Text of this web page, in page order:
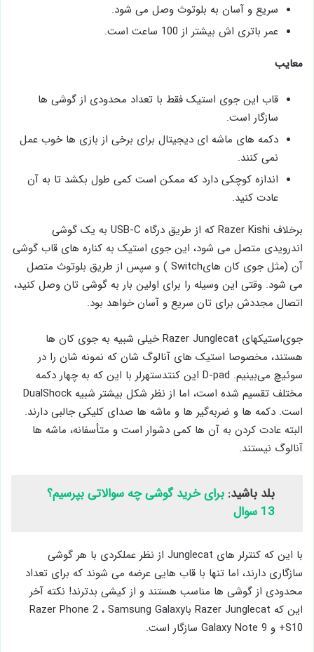
سریع و آسان به بلوتوث وصل می ‌شود.
عمر باتری ‌اش بیشتر از 100 ساعت است.
معایب
قاب این جوی ‌استیک فقط با تعداد محدودی از گوشی ها
سازگار است.
دکمه ‌های ماشه ‌ای دیجیتال برای برخی از بازی ‌ها خوب عمل
نمی ‌کنند.
اندازه کوچکی دارد که ممکن است کمی طول بکشد تا به آن
عادت کنید.
برخلاف Razer Kishi که از طریق درگاه USB-C به یک گوشی
اندرویدی متصل می‌ شود، این جوی‌ استیک به کناره‌ های قاب گوشی
آن (مثل جوی کان هایSwitch ) و سپس از طریق بلوتوث متصل
می ‌شود. وقتی این وسیله را برای اولین بار به گوشی تان وصل ‌کنید،
اتصال مجددش برای تان سریع و آسان خواهد بود.
جوی‌استیکهای Razer Junglecat خیلی شبیه به جوی کان ها
هستند، مخصوصا استیک های آنالوگ شان که نمونه ‌شان را در
سوئیچ می‌بینیم. D-pad این کنتدستهرلر با این که به چهار دکمه
مختلف تقسیم شده است، اما از نظر شکل بیشتر شبیه DualShock
است. دکمه ‌ها و ضربه‌گیر ها و ماشه‌ ها صدای کلیکی جالبی دارند.
البته عادت کردن به آن ها کمی دشوار است و متأسفانه، ماشه ‌ها
آنالوگ نیستند.
بلد باشید: برای خرید گوشی چه سوالاتی بپرسیم؟
13 سوال
با این که کنترلر‌ های Junglecat از نظر عملکردی با هر گوشی
سازگاری دارند، اما تنها با قاب ‌هایی عرضه می ‌شوند که برای تعداد
محدودی از گوشی ها مناسب هستند و از کیشی بدترند! نکته آخر
این که Razer Junglecat باRazer Phone 2 ، Samsung Galaxy
S10+ و Galaxy Note 9 سازگار است.